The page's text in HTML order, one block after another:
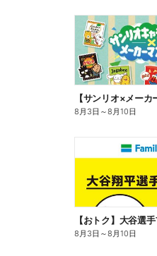
8月3日 ～8月10日
8月3日 ～8月10日